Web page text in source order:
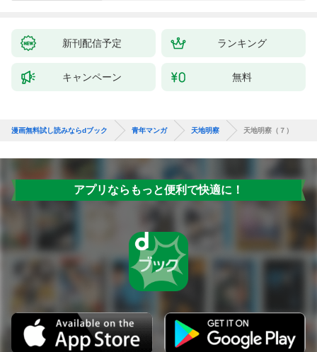
新刊配信予定 ランキング
キャンペーン 無料
漫画無料試し読みならdブック 青年マンガ 天地明察 天地明察（７）
アプリならもっと便利で快適に！